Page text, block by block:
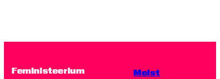
Feministeerium
Meist